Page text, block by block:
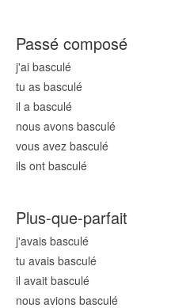
Passé composé
j'ai basculé
tu as basculé
il a basculé
nous avons basculé
vous avez basculé
ils ont basculé
Plus-que-parfait
j'avais basculé
tu avais basculé
il avait basculé
nous avions basculé